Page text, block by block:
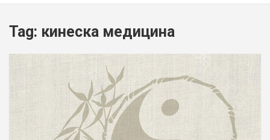
Tag: кинеска медицина